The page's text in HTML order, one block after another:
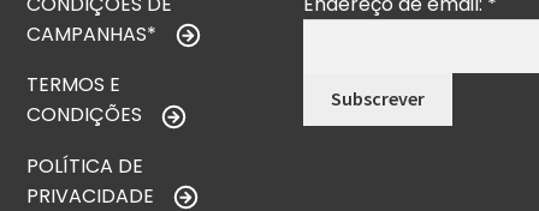
CAMPANHAS*
TERMOS E
CONDIÇÕES
POLÍTICA DE
PRIVACIDADE